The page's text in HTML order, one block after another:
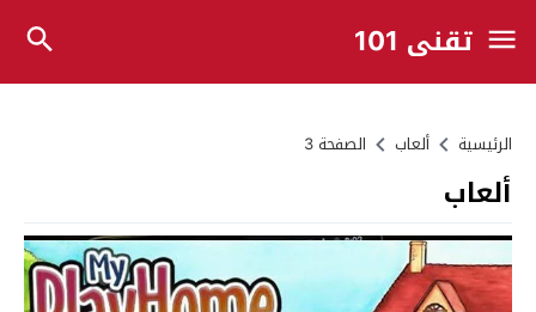
تقني 101
الرئيسية ألعاب الصفحة 3
ألعاب